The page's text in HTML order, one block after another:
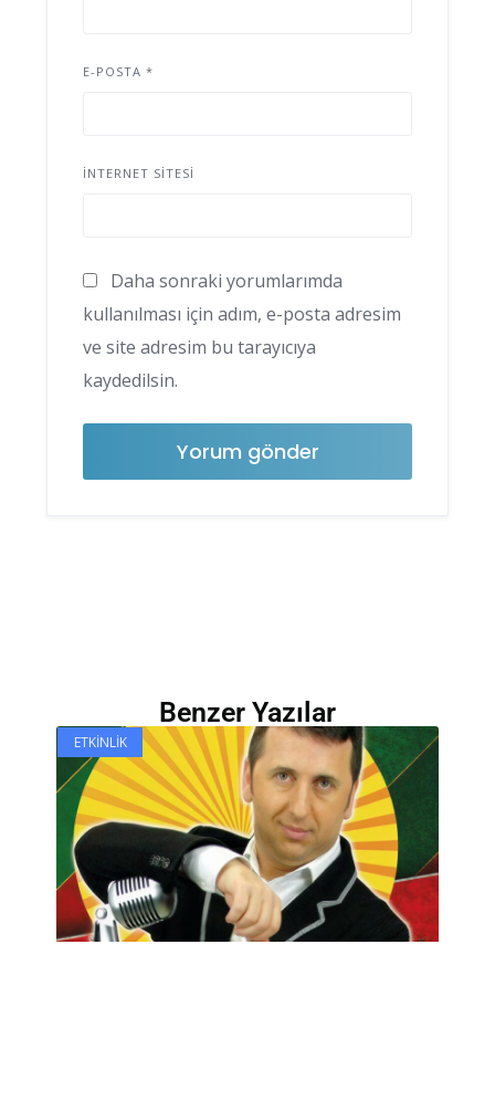
E-POSTA *
İNTERNET SITESI
Daha sonraki yorumlarımda
kullanılması için adım, e-posta adresim
ve site adresim bu tarayıcıya
kaydedilsin.
Benzer Yazılar
ETKINLIK